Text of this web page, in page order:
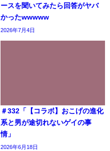
ースを聞いてみたら回答がヤバ
かったwwwww
2026年7月4日
＃332「【コラボ】おこげの進化
系と男が途切れないゲイの事
情」
2026年6月18日